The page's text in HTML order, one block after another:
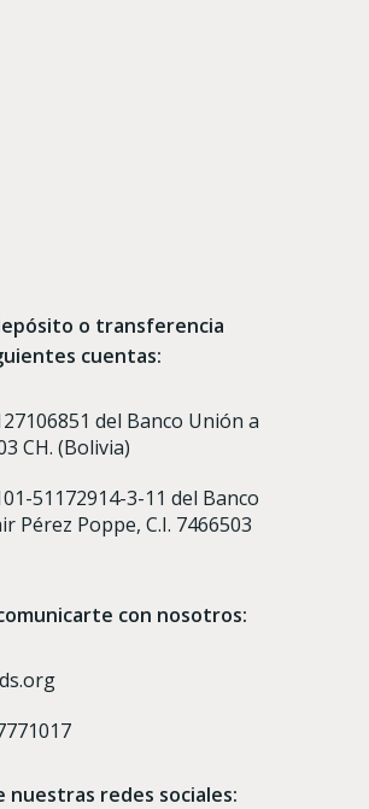
o transferencia
cuentas:
del Banco Unión a
CH. (Bolivia)
51172914-3-11 del Banco
Pérez Poppe, C.I. 7466503
con nosotros:
redes sociales: